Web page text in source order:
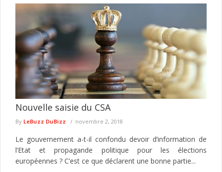
Nouvelle saisie du CSA
By LeBuzz DuBizz novembre 2, 2018
Le gouvernement a-t-il confondu devoir d’information de
l’Etat et propagande politique pour les élections
européennes ? C’est ce que déclarent une bonne partie...